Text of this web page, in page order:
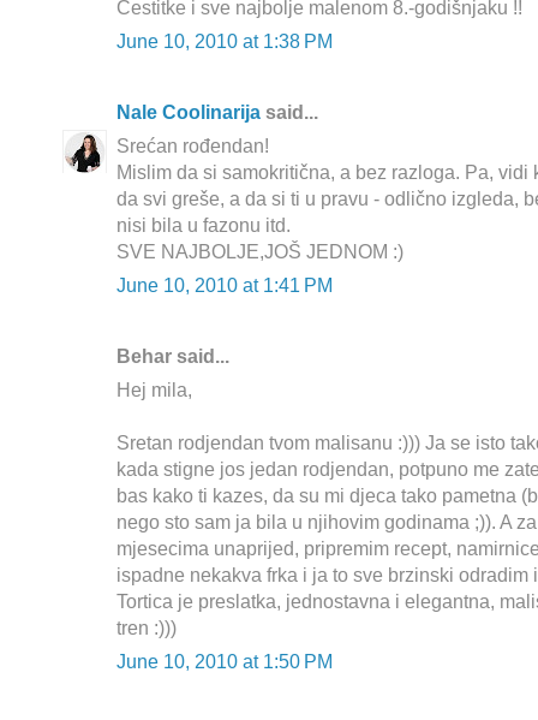
Čestitke i sve najbolje malenom 8.-godišnjaku !!
June 10, 2010 at 1:38 PM
Nale Coolinarija said...
Srećan rođendan!
Mislim da si samokritična, a bez razloga. Pa, vidi
da svi greše, a da si ti u pravu - odlično izgleda,
nisi bila u fazonu itd.
SVE NAJBOLJE,JOŠ JEDNOM :)
June 10, 2010 at 1:41 PM
Behar said...
Hej mila,
Sretan rodjendan tvom malisanu :))) Ja se isto
kada stigne jos jedan rodjendan, potpuno me
bas kako ti kazes, da su mi djeca tako pametna
nego sto sam ja bila u njihovim godinama ;)). A
mjesecima unaprijed, pripremim recept,
ispadne nekakva frka i ja to sve brzinski odradim
Tortica je preslatka, jednostavna i elegantna,
tren :)))
June 10, 2010 at 1:50 PM